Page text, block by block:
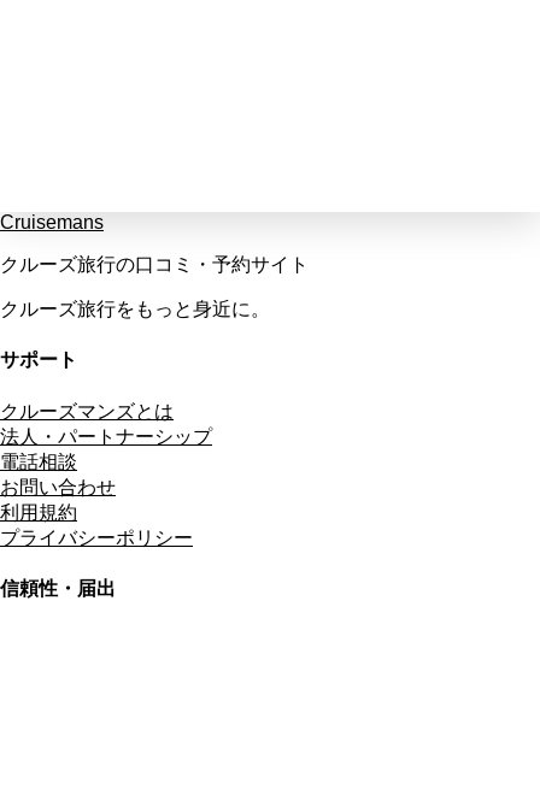
Cruisemans
クルーズ旅行の口コミ・予約サイト
クルーズ旅行をもっと身近に。
サポート
クルーズマンズとは
法人・パートナーシップ
電話相談
お問い合わせ
利用規約
プライバシーポリシー
信頼性・届出